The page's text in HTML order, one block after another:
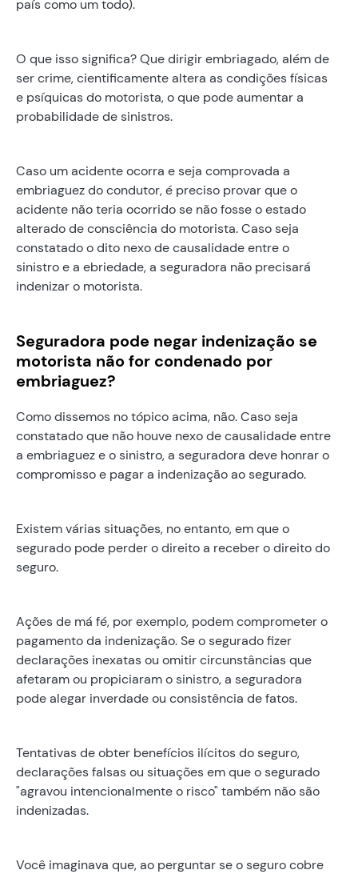
país como um todo).
O que isso significa? Que dirigir embriagado, além de
ser crime, cientificamente altera as condições físicas
e psíquicas do motorista, o que pode aumentar a
probabilidade de sinistros.
Caso um acidente ocorra e seja comprovada a
embriaguez do condutor, é preciso provar que o
acidente não teria ocorrido se não fosse o estado
alterado de consciência do motorista. Caso seja
constatado o dito nexo de causalidade entre o
sinistro e a ebriedade, a seguradora não precisará
indenizar o motorista.
Seguradora pode negar indenização se
motorista não for condenado por
embriaguez?
Como dissemos no tópico acima, não. Caso seja
constatado que não houve nexo de causalidade entre
a embriaguez e o sinistro, a seguradora deve honrar o
compromisso e pagar a indenização ao segurado.
Existem várias situações, no entanto, em que o
segurado pode perder o direito a receber o direito do
seguro.
Ações de má fé, por exemplo, podem comprometer o
pagamento da indenização. Se o segurado fizer
declarações inexatas ou omitir circunstâncias que
afetaram ou propiciaram o sinistro, a seguradora
pode alegar inverdade ou consistência de fatos.
Tentativas de obter benefícios ilícitos do seguro,
declarações falsas ou situações em que o segurado
"agravou intencionalmente o risco" também não são
indenizadas.
Você imaginava que, ao perguntar se o seguro cobre